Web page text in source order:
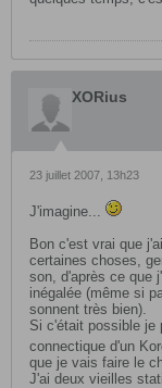
XORius
23 juillet 2007, 13h23
J'imagine...
Bon c'est vrai que
certaines choses,
son, d'après ce que
inégalée (même si
sonnent très bien).
Si c'était possible je
connectique d'un
que je vais faire le
J'ai deux vieilles